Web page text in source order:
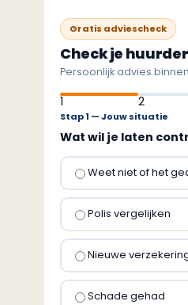
Gratis adviescheck
Check je
Persoonlijk advies
1 2
Stap 1 — Jouw situatie
Wat wil je laten
Weet niet of het
Polis vergelijken
Nieuwe
Schade gehad